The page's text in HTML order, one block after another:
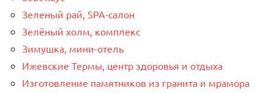
Зеленый рай, SPA-салон
Зелёный холм, комплекс
Зимушка, мини-отель
Ижевские Термы, центр здоровья и отдыха
Изготовление памятников из гранита и мрамора